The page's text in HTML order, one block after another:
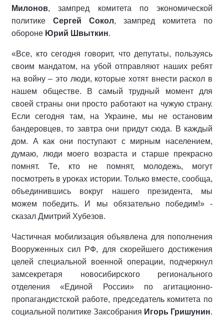
Милонов, зампред комитета по экономической
политике Сергей Сокол, зампред комитета по
обороне Юрий Швыткин.
«Все, кто сегодня говорит, что депутаты, пользуясь
своим мандатом, на убой отправляют наших ребят
на войну – это люди, которые хотят внести раскол в
нашем обществе. В самый трудный момент для
своей страны они просто работают на чужую страну.
Если сегодня там, на Украине, мы не остановим
бандеровцев, то завтра они придут сюда. В каждый
дом. А как они поступают с мирным населением,
думаю, люди моего возраста и старше прекрасно
помнят. Те, кто не помнят, молодежь, могут
посмотреть в уроках истории. Только вместе, сообща,
объединившись вокруг нашего президента, мы
можем победить. И мы обязательно победим!» -
сказал Дмитрий Хубезов.
Частичная мобилизация объявлена для пополнения
Вооруженных сил РФ, для скорейшего достижения
целей специальной военной операции, подчеркнул
замсекретаря новосибирского регионального
отделения «Единой России» по агитационно-
пропагандистской работе, председатель комитета по
социальной политике Заксобрания Игорь Гришунин.